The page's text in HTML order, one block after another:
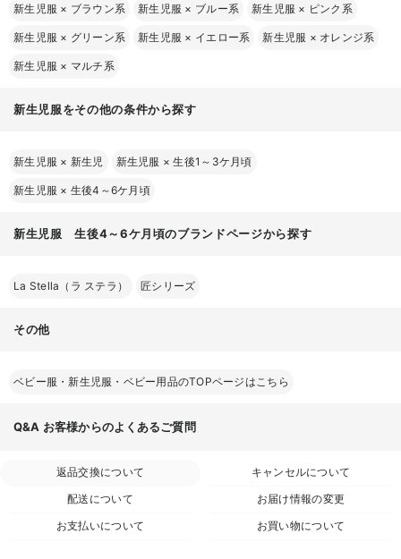
新生児服 × ブラウン系 新生児服 × ブルー系 新生児服 × ピンク系
新生児服 × グリーン系 新生児服 × イエロー系 新生児服 × オレンジ系
新生児服 × マルチ系
新生児服をその他の条件から探す
新生児服 × 新生児 新生児服 ×生後1～3ケ月頃
新生児服 × 生後4～6ケ月頃
新生児服 生後4～6ケ月頃のブランドページから探す
La Stella（ラ ステラ） 匠シリーズ
その他
ベビー服・新生児服・ベビー用品のTOPページはこちら
Q&A お客様からのよくあるご質問
返品交換について
キャンセルについて
配送について
お届け情報の変更
お支払いについて
お買い物について